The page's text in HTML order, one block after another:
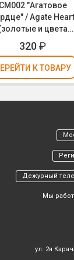
CM002 "Агатовое
/ Agate Heart
и цвета
фуксии сердца,
фольга) 30см
320₽
К ТОВАРУ
Дежурный
Мы
ул. 2я